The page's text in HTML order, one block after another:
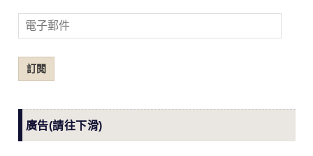
電
子
郵
件
訂閱
廣告(請往下滑)